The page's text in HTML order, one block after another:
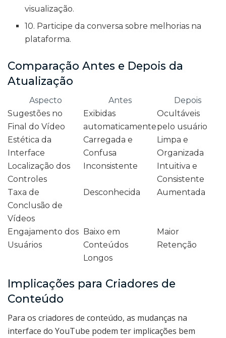
visualização.
10. Participe da conversa sobre melhorias na
plataforma.
Comparação Antes e Depois da
Atualização
Aspecto Antes
Depois
Sugestões no
Final do Vídeo
Exibidas
automaticamente
Ocultáveis
pelo usuário
Estética da
Interface
Carregada e
Confusa
Limpa e
Organizada
Localização dos
Controles
Inconsistente
Intuitiva e
Consistente
Taxa de
Conclusão de
Vídeos
Desconhecida Aumentada
Engajamento dos
Usuários
Baixo em
Conteúdos
Longos
Maior
Retenção
Implicações para Criadores de
Conteúdo
Para os criadores de conteúdo, as mudanças na
interface do YouTube podem ter implicações bem